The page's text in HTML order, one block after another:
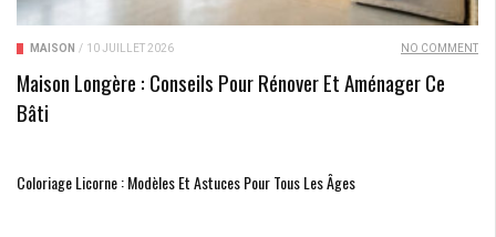
MAISON / 10 JUILLET 2026 NO COMMENT
Maison Longère : Conseils Pour Rénover Et Aménager Ce
Bâti
Coloriage Licorne : Modèles Et Astuces Pour Tous Les Âges